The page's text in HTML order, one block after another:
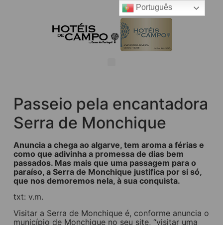
Passeio pela encantadora
Serra de Monchique
Anuncia a chega ao algarve, tem aroma a férias e
como que adivinha a promessa de dias bem
passados. Mas mais que uma passagem para o
paraíso, a Serra de Monchique justifica por si só,
que nos demoremos nela, à sua conquista.
txt: v.m.
Visitar a Serra de Monchique é, conforme anuncia o
município de Monchique no seu site, “visitar uma
Português